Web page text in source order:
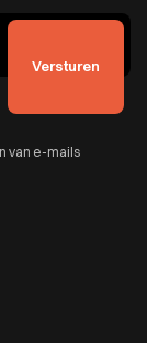
van e-mails